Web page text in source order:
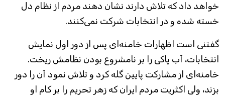
خواهد داد که تلاش دارند نشان دهند مردم از نظام دل
خسته شده و در انتخابات شرکت نمی‌کنند.
گفتنی است اظهارات خامنه‌ای پس از دور اول نمایش
انتخابات، آب پاکی را بر نامشروع بودن نظامش ریخت.
خامنه‌ای از مشارکت پایین گله کرد و تلاش نمود آن را دور
بزند، ولی اکثریت مردم ایران که زهر تحریم را بر کام او